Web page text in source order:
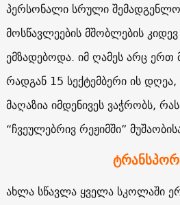
პერსონალი სრული
მოსწავლეების მშობლების
ემზადებოდა. იმ ღამეს არც ერთ
რადგან 15 სექტემბერი ის
მაღაზია იმდენივეს ვაჭრობს,
“ჩვეულებრივ რეჟიმში”
ახლა სწავლა ყველა სკოლაში